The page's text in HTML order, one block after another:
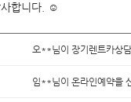
합니다. ☺️
오**님이 장기렌트카상
임**님이 온라인예약을